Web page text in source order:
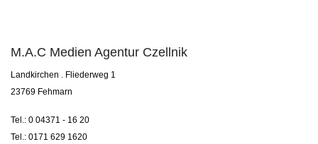
M.A.C Medien Agentur Czellnik
Landkirchen . Fliederweg 1
23769 Fehmarn
Tel.: 0 04371 - 16 20
Tel.: 0171 629 1620